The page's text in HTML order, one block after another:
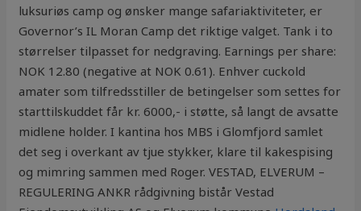
luksuriøs camp og ønsker mange safariaktiviteter, er
Governor’s IL Moran Camp det riktige valget. Tank i to
størrelser tilpasset for nedgraving. Earnings per share:
NOK 12.80 (negative at NOK 0.61). Enhver cuckold
amater som tilfredsstiller de betingelser som settes for
starttilskuddet får kr. 6000,- i støtte, så langt de avsatte
midlene holder. I kantina hos MBS i Glomfjord samlet
det seg i overkant av tjue stykker, klare til kakespising
og mimring sammen med Roger. VESTAD, ELVERUM –
REGULERING ANKR rådgivning bistår Vestad